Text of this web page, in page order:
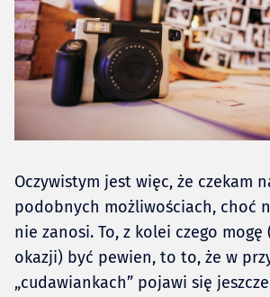
Oczywistym jest więc, że czekam
podobnych możliwościach, choć
nie zanosi. To, z kolei czego mogę
okazji) być pewien, to to, że w
„cudawiankach” pojawi się